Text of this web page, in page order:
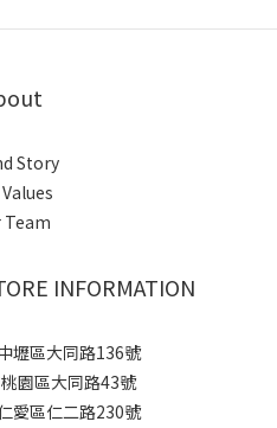
Story
Team
INFORMATION
壢區大同路136號
園區大同路43號
愛區仁二路230號